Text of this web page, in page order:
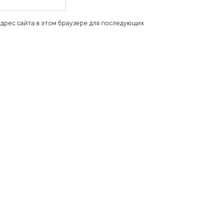
сайта в этом браузере для последующих